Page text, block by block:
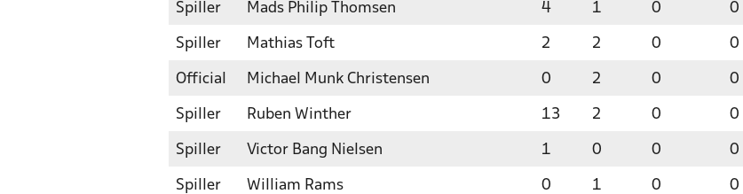
Spiller Mads Philip Thomsen 4 1 0 0
Spiller Mathias Toft 2 2 0 0
Official Michael Munk Christensen 0 2 0 0
Spiller Ruben Winther 13 2 0 0
Spiller Victor Bang Nielsen 1 0 0 0
Spiller William Rams 0 1 0 0